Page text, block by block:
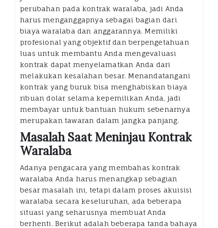
perubahan pada kontrak waralaba, jadi Anda
harus menganggapnya sebagai bagian dari
biaya waralaba dan anggarannya. Memiliki
profesional yang objektif dan berpengetahuan
luas untuk membantu Anda mengevaluasi
kontrak dapat menyelamatkan Anda dari
melakukan kesalahan besar. Menandatangani
kontrak yang buruk bisa menghabiskan biaya
ribuan dolar selama kepemilikan Anda, jadi
membayar untuk bantuan hukum sebenarnya
merupakan tawaran dalam jangka panjang.
Masalah Saat Meninjau Kontrak
Waralaba
Adanya pengacara yang membahas kontrak
waralaba Anda harus menangkap sebagian
besar masalah ini, tetapi dalam proses akuisisi
waralaba secara keseluruhan, ada beberapa
situasi yang seharusnya membuat Anda
berhenti. Berikut adalah beberapa tanda bahaya